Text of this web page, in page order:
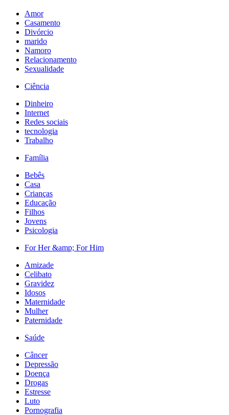
Amor
Casamento
Divórcio
marido
Namoro
Relacionamento
Sexualidade
Ciência
Dinheiro
Internet
Redes sociais
tecnologia
Trabalho
Família
Bebês
Casa
Crianças
Educação
Filhos
Jovens
Psicologia
For Her &amp; For Him
Amizade
Celibato
Gravidez
Idosos
Maternidade
Mulher
Paternidade
Saúde
Câncer
Depressão
Doença
Drogas
Estresse
Luto
Pornografia